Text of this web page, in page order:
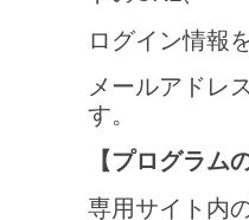
ログイン情報
メールアドレ
す。
【プログラム
専用サイト内